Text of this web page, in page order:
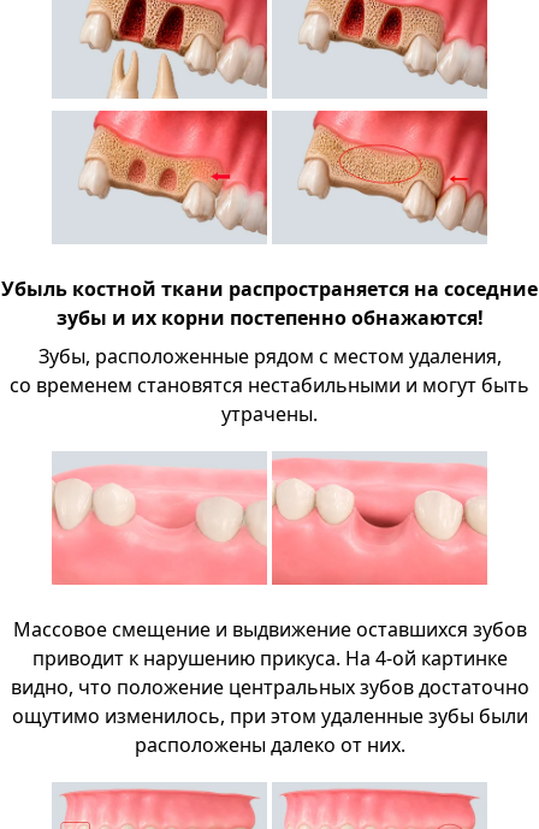
Убыль костной ткани распространяется на соседние
зубы и их корни постепенно обнажаются!
Зубы, расположенные рядом с местом удаления,
со временем становятся нестабильными и могут быть
утрачены.
Массовое смещение и выдвижение оставшихся зубов
приводит к нарушению прикуса. На 4-ой картинке
видно, что положение центральных зубов достаточно
ощутимо изменилось, при этом удаленные зубы были
расположены далеко от них.